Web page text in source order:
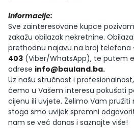
Informacije:
Sve zainteresovane kupce
zakažu obilazak nekretnine.
prethodnu najavu na broj telefona
403 (Viber/WhatsApp), te putem
adrese info@bauland.ba.
Uz našu stručnost i
ćemo u Vašem interesu pokušati
cijenu ili uvjete. Želimo Vam
stoga smo uvijek spremni
nam se već danas i saznajte više!